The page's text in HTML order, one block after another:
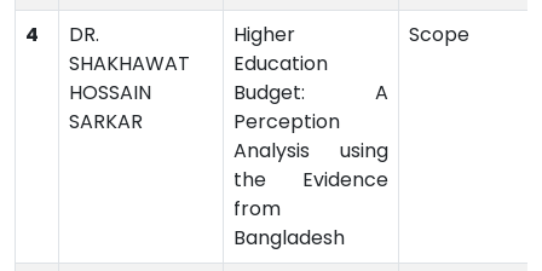
4
DR.
SHAKHAWAT
HOSSAIN
SARKAR
Higher
Education
Budget: A
Perception
Analysis using
the Evidence
from
Bangladesh
Scope